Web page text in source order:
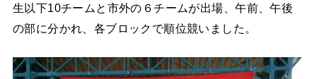
生以下10チームと市外の６チームが出場、午前、午後
の部に分かれ、各ブロックで順位競いました。